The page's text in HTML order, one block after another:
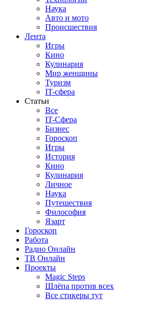
Наука
Авто и мото
Происшествия
Лента
Игры
Кино
Кулинария
Мир женщины
Туризм
IT-сфера
Статьи
Все
IT-Сфера
Бизнес
Гороскоп
Игры
История
Кино
Кулинария
Личное
Наука
Путешествия
Философия
Язарт
Гороскоп
Работа
Радио Онлайн
ТВ Онлайн
Проекты
Magic Steps
Шлёпа против всех
Все стикеры тут